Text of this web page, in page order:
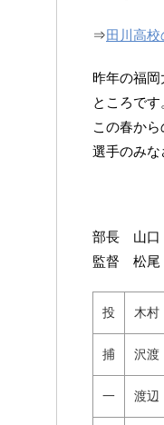
⇒田川高校
昨年の福
ところです
この春か
選手のみな
部長 山
監督 松
投 木
捕 沢
一 渡